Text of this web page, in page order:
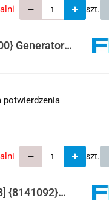
szt.
Generator
potwierdzenia
szt.
{8141092}